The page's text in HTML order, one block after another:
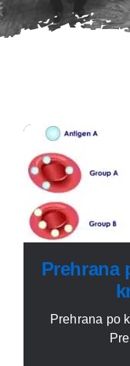
Prehrana
Prehrana po